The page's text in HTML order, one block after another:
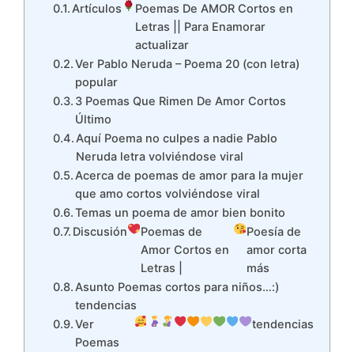
Artículos
Poemas De AMOR Cortos en
Letras || Para Enamorar
actualizar
Ver Pablo Neruda – Poema 20 (con letra)
popular
3 Poemas Que Rimen De Amor Cortos
Último
Aquí Poema no culpes a nadie Pablo
Neruda letra volviéndose viral
Acerca de poemas de amor para la mujer
que amo cortos volviéndose viral
Temas un poema de amor bien bonito
Discusión
Poemas de
Amor Cortos en
Letras |
Poesía de
amor corta
más
Asunto Poemas cortos para niños…:)
tendencias
Ver
Poemas
tendencias